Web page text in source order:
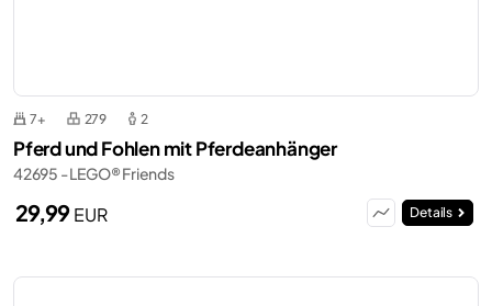
7+ 279 2
Pferd und Fohlen mit Pferdeanhänger
42695 - LEGO® Friends
29,99EUR Details